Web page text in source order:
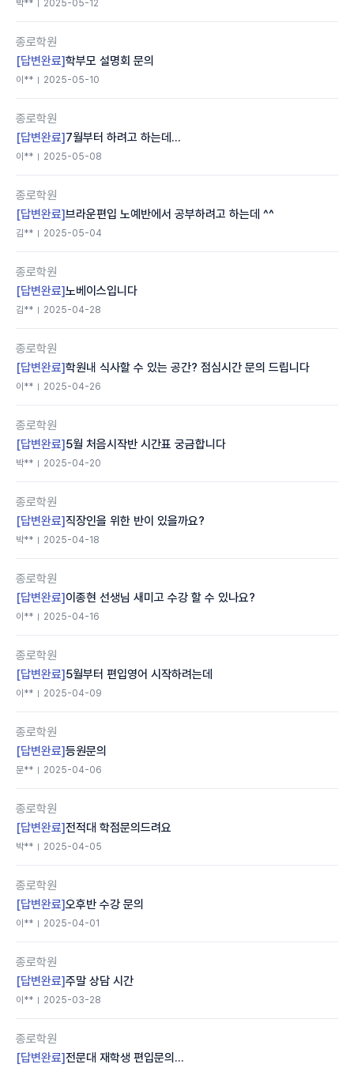
박** 2025-05-12
종로학원
[답변완료]학부모 설명회 문의
이** 2025-05-10
종로학원
[답변완료] 7월부터 하려고 하는데...
이** 2025-05-08
종로학원
[답변완료]브라운편입 노예반에서 공부하려고 하는데 ^^
김** 2025-05-04
종로학원
[답변완료]노베이스입니다
김** 2025-04-28
종로학원
[답변완료]학원내 식사할 수 있는 공간? 점심시간 문의 드립니다
이** 2025-04-26
종로학원
[답변완료] 5월 처음시작반 시간표 궁금합니다
박** 2025-04-20
종로학원
[답변완료] 직장인을 위한 반이 있을까요?
박** 2025-04-18
종로학원
[답변완료] 이종현 선생님 새미고 수강 할 수 있나요?
이** 2025-04-16
종로학원
[답변완료] 5월부터 편입영어 시작하려는데
이** 2025-04-09
종로학원
[답변완료]등원문의
문** 2025-04-06
종로학원
[답변완료]전적대 학점문의드려요
박** 2025-04-05
종로학원
[답변완료]오후반 수강 문의
이** 2025-04-01
종로학원
[답변완료]주말 상담 시간
이** 2025-03-28
종로학원
[답변완료]전문대 재학생 편입문의...